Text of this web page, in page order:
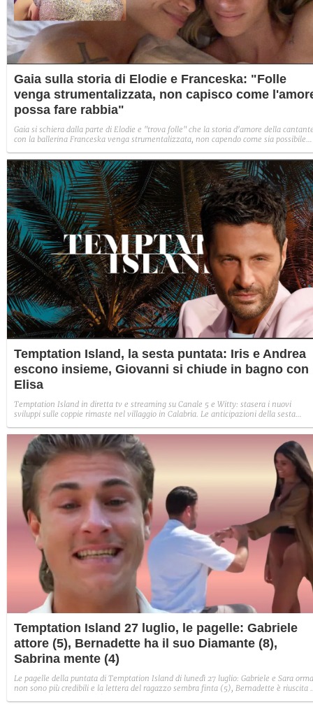
Gaia sulla storia di Elodie e Franceska: "Folle
venga strumentalizzata, non capisco come
possa fare rabbia"
Gaia si schiera dalla parte di Elodie e "trova folle" che la storia d'amore della
con la ballerina Franceska venga strumentalizzata, non capendo come sia possibile
Temptation Island, la sesta puntata: Iris e Andrea
escono insieme, Giovanni si chiude in bagno con
Elisa
Temptation Island in diretta tv e streaming su Canale 5 e Witty: stasera i nuovi
sviluppi sulle coppie rimaste nel villaggio in Calabria. Le anticipazioni della sesta
Sabrina rifiuta il falò con Giovanni e si avvicina a Lory.
Temptation Island 27 luglio, le pagelle: Gabriele
attore (5), Bernadette ha il suo Diamante (8),
Sabrina mente (4)
Le pagelle della puntata di Temptation Island di lunedì 27 luglio: Gabriele e Sara
non sono più credibili e la lettera del ragazzo sembra finta (5), Bernadette è riuscita